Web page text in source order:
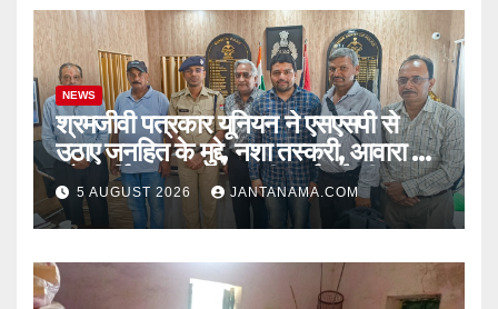
NEWS
श्रमजीवी पत्रकार यूनियन ने एसएसपी से
उठाए जनहित के मुद्दे, नशा तस्करी, आवारा पशु
और पार्किंग व्यवस्था पर की कार्रवाई की मांग
5 AUGUST 2026 JANTANAMA.COM